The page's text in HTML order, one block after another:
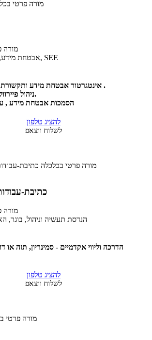
מורה
אבטחת מידע, לימודי תעודה, בוגר, SEE
אינטגרטור אבטחת מידע ותקשורת מעל 5 שנים בתחום .
ניהול פיירוולים ללקוחות עסקיים.
הסמכות אבטחת מידע ,
להציג טלפון
לשלוח ווצאפ
כתיבת-
מורה
הנדסת תעשיה וניהול, בוגר,
הדרכה וליווי אקדמיים - סמינריון, תזה או
להציג טלפון
לשלוח ווצאפ